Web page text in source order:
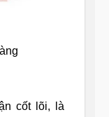
cốt lõi, là